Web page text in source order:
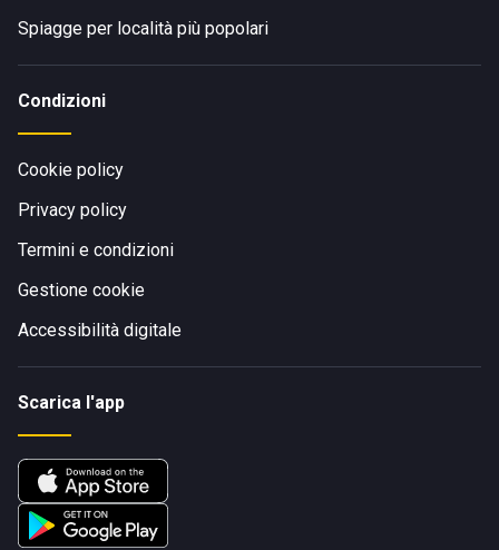
Spiagge per località più popolari
Condizioni
Cookie policy
Privacy policy
Termini e condizioni
Gestione cookie
Accessibilità digitale
Scarica l'app